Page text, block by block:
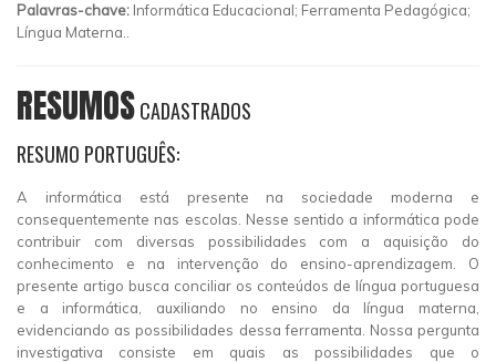
Palavras-chave: Informática Educacional; Ferramenta Pedagógica;
Língua Materna..
RESUMOSCADASTRADOS
RESUMO PORTUGUÊS:
A informática está presente na sociedade moderna e
consequentemente nas escolas. Nesse sentido a informática pode
contribuir com diversas possibilidades com a aquisição do
conhecimento e na intervenção do ensino-aprendizagem. O
presente artigo busca conciliar os conteúdos de língua portuguesa
e a informática, auxiliando no ensino da língua materna,
evidenciando as possibilidades dessa ferramenta. Nossa pergunta
investigativa consiste em quais as possibilidades que o